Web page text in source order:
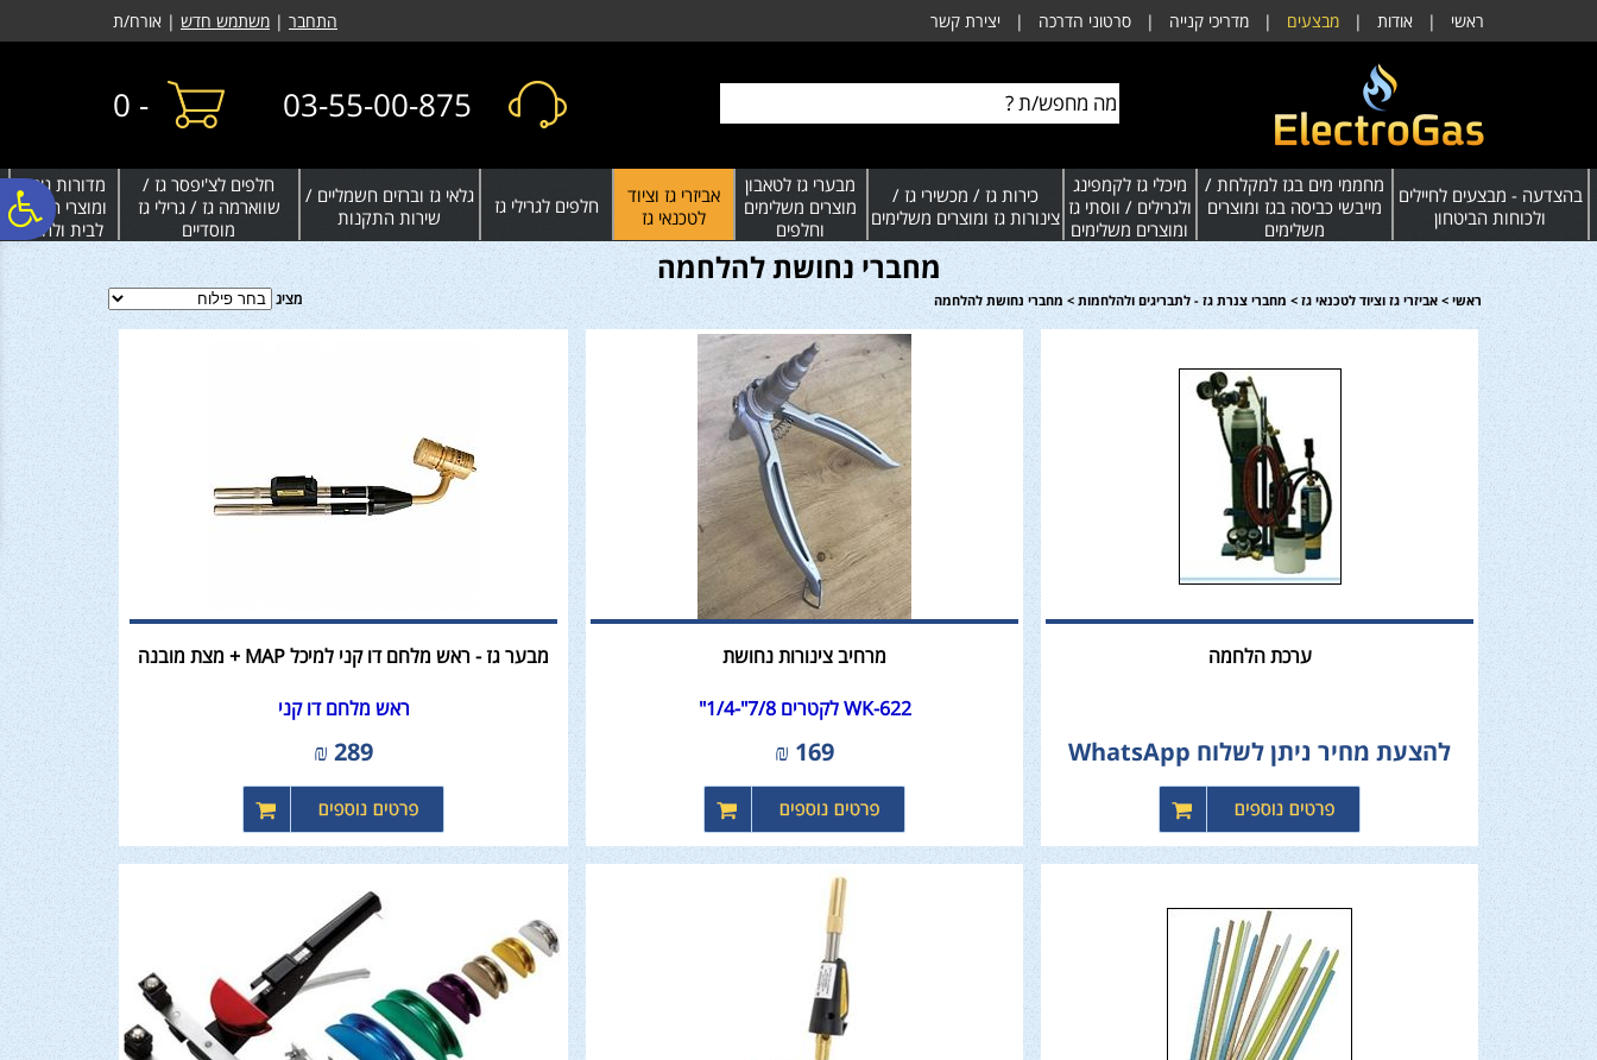
נגישות
אתר
המרכזי
ראשי | אודות | מבצעים | מדריכי קנייה | סרטוני הדרכה | יצירת קשר התחבר | משתמש חדש | אורח/ת
03-55-00-875
-
0
בהצדעה - מבצעים לחיילים
ולכוחות הביטחון
מחממי מים בגז למקלחת /
מייבשי כביסה בגז ומוצרים
משלימים
מיכלי גז לקמפינג
ולגרילים / ווסתי גז
ומוצרים משלימים
כירות גז / מכשירי גז /
צינורות גז ומוצרים משלימים
מבערי גז לטאבון
מוצרים משלימים
וחלפים
אביזרי גז וציוד
לטכנאי גז
חלפים לגרילי גז
גלאי גז וברזים חשמליים /
שירות התקנות
חלפים לצ'יפסר גז /
שווארמה גז / גרילי גז
מוסדיים
מדורות גינה
ומוצרי חימום
לבית ולחצר
מחברי נחושת להלחמה
ראשי > אביזרי גז וציוד לטכנאי גז > מחברי צנרת גז - לתבריגים ולהלחמות > מחברי נחושת להלחמה מציג
ערכת הלחמה
להצעת מחיר ניתן לשלוח WhatsApp
מרחיב צינורות נחושת
WK-622 לקטרים 7/8"-1/4"
169
₪
מבער גז - ראש מלחם דו קני למיכל MAP + מצת מובנה
ראש מלחם דו קני
289
₪